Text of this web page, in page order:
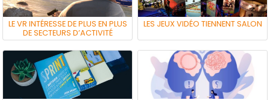
LE VR INTÉRESSE DE PLUS EN PLUS
DE SECTEURS D’ACTIVITÉ
LES JEUX VIDÉO TIENNENT SALON